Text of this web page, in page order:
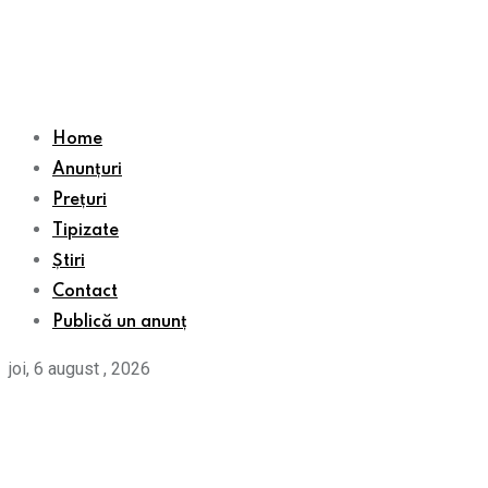
Home
Anunțuri
Prețuri
Tipizate
Știri
Contact
Publică un anunț
joi, 6 august , 2026